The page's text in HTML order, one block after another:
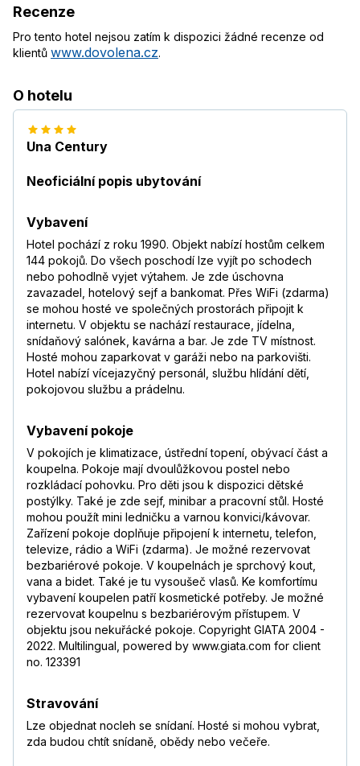
Recenze
Pro tento hotel nejsou zatím k dispozici žádné recenze od
klientů www.dovolena.cz.
O hotelu
Una Century
Neoficiální popis ubytování
Vybavení
Hotel pochází z roku 1990. Objekt nabízí hostům celkem
144 pokojů. Do všech poschodí lze vyjít po schodech
nebo pohodlně vyjet výtahem. Je zde úschovna
zavazadel, hotelový sejf a bankomat. Přes WiFi (zdarma)
se mohou hosté ve společných prostorách připojit k
internetu. V objektu se nachází restaurace, jídelna,
snídaňový salónek, kavárna a bar. Je zde TV místnost.
Hosté mohou zaparkovat v garáži nebo na parkovišti.
Hotel nabízí vícejazyčný personál, službu hlídání dětí,
pokojovou službu a prádelnu.
Vybavení pokoje
V pokojích je klimatizace, ústřední topení, obývací část a
koupelna. Pokoje mají dvoulůžkovou postel nebo
rozkládací pohovku. Pro děti jsou k dispozici dětské
postýlky. Také je zde sejf, minibar a pracovní stůl. Hosté
mohou použít mini ledničku a varnou konvici/kávovar.
Zařízení pokoje doplňuje připojení k internetu, telefon,
televize, rádio a WiFi (zdarma). Je možné rezervovat
bezbariérové pokoje. V koupelnách je sprchový kout,
vana a bidet. Také je tu vysoušeč vlasů. Ke komfortímu
vybavení koupelen patří kosmetické potřeby. Je možné
rezervovat koupelnu s bezbariérovým přístupem. V
objektu jsou nekuřácké pokoje. Copyright GIATA 2004 -
2022. Multilingual, powered by www.giata.com for client
no. 123391
Stravování
Lze objednat nocleh se snídaní. Hosté si mohou vybrat,
zda budou chtít snídaně, obědy nebo večeře.